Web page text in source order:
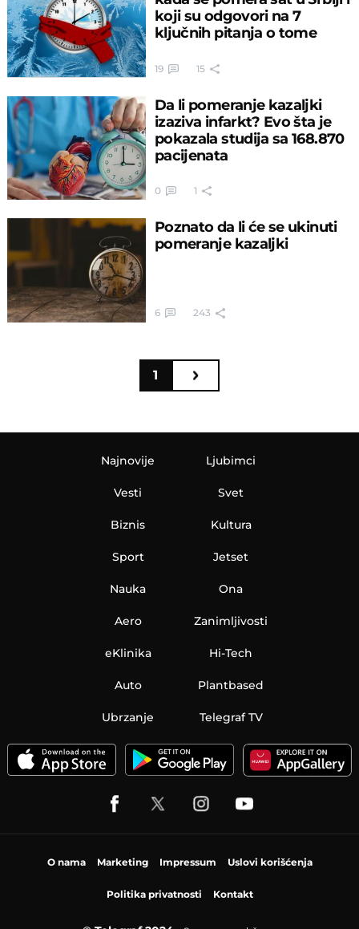
koji su odgovori na 7
ključnih pitanja o tome
19 15
Da li pomeranje kazaljki
izaziva infarkt? Evo šta je
pokazala studija sa 168.870
pacijenata
0 1
Poznato da li će se ukinuti
pomeranje kazaljki
6 243
1
Najnovije
Vesti
Biznis
Sport
Nauka
Aero
Ljubimci
Svet
Kultura
Jetset
Ona
Zanimljivosti
eKlinika Hi-Tech
Auto Plantbased
Ubrzanje Telegraf TV
O nama Marketing Impressum Uslovi korišćenja
Politika privatnosti Kontakt